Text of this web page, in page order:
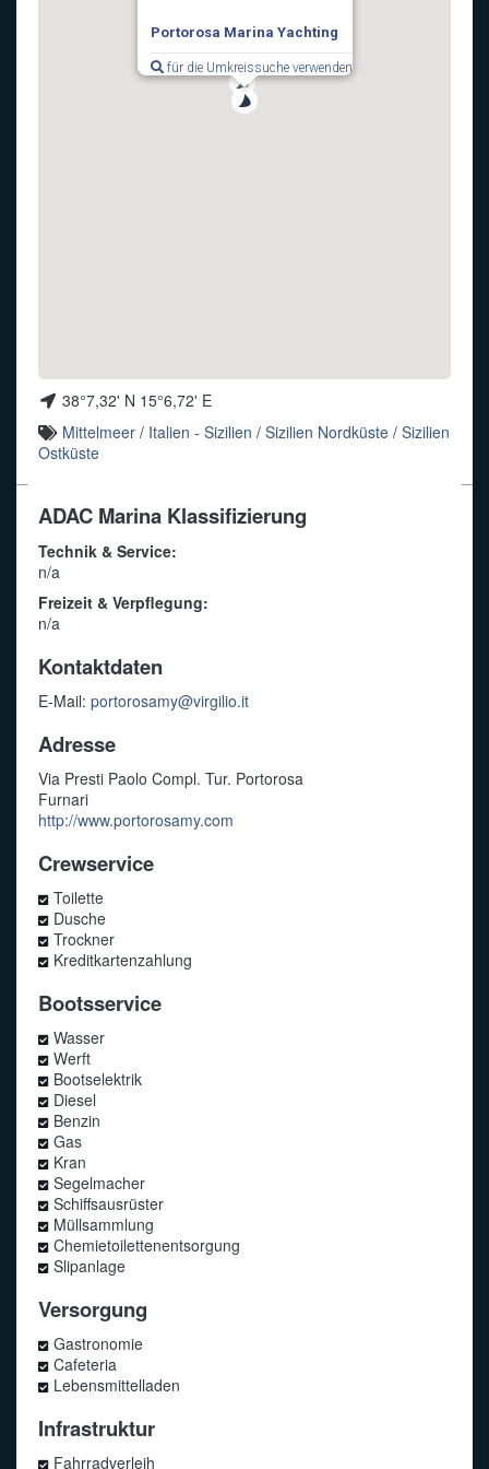
Portorosa Marina Yachting
für die Umkreissuche verwenden
38°7,32' N 15°6,72' E
Mittelmeer / Italien - Sizilien /Sizilien Nordküste /Sizilien
Ostküste
ADAC Marina Klassifizierung
Technik & Service:
n/a
Freizeit & Verpflegung:
n/a
Kontaktdaten
E-Mail: portorosamy@virgilio.it
Adresse
Via Presti Paolo Compl. Tur. Portorosa
Furnari
http://www.portorosamy.com
Crewservice
Toilette
Dusche
Trockner
Kreditkartenzahlung
Bootsservice
Wasser
Werft
Bootselektrik
Diesel
Benzin
Gas
Kran
Segelmacher
Schiffsausrüster
Müllsammlung
Chemietoilettenentsorgung
Slipanlage
Versorgung
Gastronomie
Cafeteria
Lebensmittelladen
Infrastruktur
Fahrradverleih